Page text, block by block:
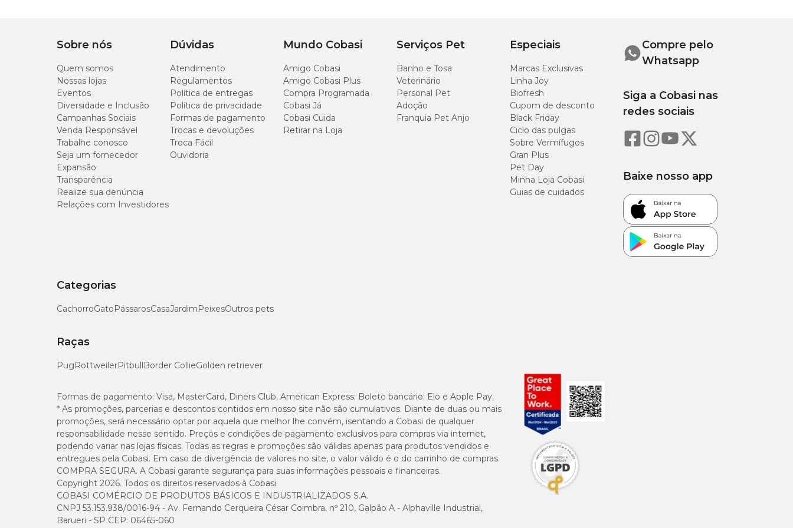
Profundidade:
Transplantio:
25 a 30 dias após a germinação
Espaçamento:
120 cm x 50 cm
Altura:
Colheita:70 – 90 dias após a semeadura
Sementes por grama:
250 a 300
Clima quente
Sobre nós
Quem somos
Nossas lojas
Eventos
Diversidade e Inclusão
Campanhas Sociais
Venda Responsável
Trabalhe conosco
Seja um fornecedor
Expansão
Transparência
Realize sua denúncia
Relações com Investidores
Dúvidas
Atendimento
Regulamentos
Política de entregas
Política de privacidade
Formas de pagamento
Trocas e devoluções
Troca Fácil
Ouvidoria
Mundo Cobasi
Amigo Cobasi
Amigo Cobasi Plus
Compra Programada
Cobasi Já
Cobasi Cuida
Retirar na Loja
Serviços Pet
Banho e Tosa
Veterinário
Personal Pet
Adoção
Franquia Pet Anjo
Especiais
Marcas Exclusivas
Linha Joy
Biofresh
Cupom de desconto
Black Friday
Ciclo das pulgas
Sobre Vermífugos
Gran Plus
Pet Day
Minha Loja Cobasi
Guias de cuidados
Categorias
CachorroGatoPássarosCasaJardimPeixesOutros pets
Raças
PugRottweilerPitbullBorder CollieGolden retriever
Compre pelo
Whatsapp
Siga a Cobasi nas
redes sociais
Baixe nosso app
Formas de pagamento: Visa, MasterCard, Diners Club, American Express; Boleto bancário; Elo e Apple Pay.
* As promoções, parcerias e descontos contidos em nosso site não são cumulativos. Diante de duas ou mais
promoções, será necessário optar por aquela que melhor lhe convém, isentando a Cobasi de qualquer
responsabilidade nesse sentido. Preços e condições de pagamento exclusivos para compras via internet,
podendo variar nas lojas físicas. Todas as regras e promoções são válidas apenas para produtos vendidos e
entregues pela Cobasi. Em caso de divergência de valores no site, o valor válido é o do carrinho de compras.
COMPRA SEGURA. A Cobasi garante segurança para suas informações pessoais e financeiras.
Copyright 2026. Todos os direitos reservados à Cobasi.
COBASI COMÉRCIO DE PRODUTOS BÁSICOS E INDUSTRIALIZADOS S.A.
CNPJ 53.153.938/0016-94 - Av. Fernando Cerqueira César Coimbra, nº 210, Galpão A - Alphaville Industrial,
Barueri - SP CEP: 06465-060